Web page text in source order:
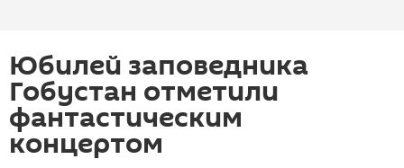
Юбилей заповедника
Гобустан отметили
фантастическим
концертом